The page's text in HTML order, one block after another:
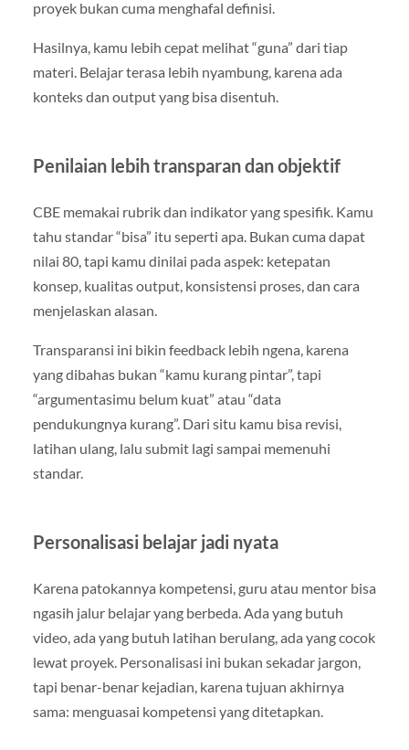
proyek bukan cuma menghafal definisi.
Hasilnya, kamu lebih cepat melihat “guna” dari tiap
materi. Belajar terasa lebih nyambung, karena ada
konteks dan output yang bisa disentuh.
Penilaian lebih transparan dan objektif
CBE memakai rubrik dan indikator yang spesifik. Kamu
tahu standar “bisa” itu seperti apa. Bukan cuma dapat
nilai 80, tapi kamu dinilai pada aspek: ketepatan
konsep, kualitas output, konsistensi proses, dan cara
menjelaskan alasan.
Transparansi ini bikin feedback lebih ngena, karena
yang dibahas bukan “kamu kurang pintar”, tapi
“argumentasimu belum kuat” atau “data
pendukungnya kurang”. Dari situ kamu bisa revisi,
latihan ulang, lalu submit lagi sampai memenuhi
standar.
Personalisasi belajar jadi nyata
Karena patokannya kompetensi, guru atau mentor bisa
ngasih jalur belajar yang berbeda. Ada yang butuh
video, ada yang butuh latihan berulang, ada yang cocok
lewat proyek. Personalisasi ini bukan sekadar jargon,
tapi benar-benar kejadian, karena tujuan akhirnya
sama: menguasai kompetensi yang ditetapkan.